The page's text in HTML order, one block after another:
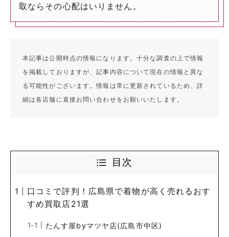
取ならその心配はいりません。
本記事は公開時点の情報になります。十分な調査の上で情報
を掲載しておりますが、記事内容について現在の情報と異な
る可能性がございます。情報は常に更新されているため、詳
細は各店舗に直接お問い合わせをお願いいたします。
目次
口コミで評判！広島県で着物が高く売れるおす
すめ買取店21選
たんす屋byマツヤ店(広島市中区)